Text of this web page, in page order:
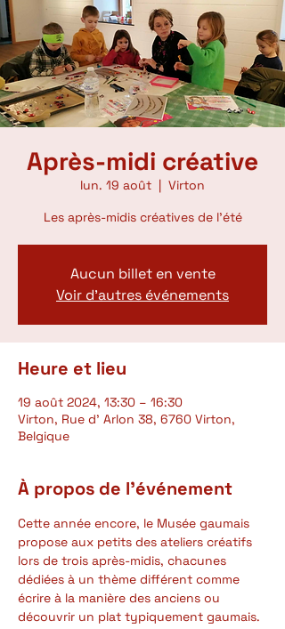
Après-midi créative
lun. 19 août
  |
Virton
Les après-midis créatives de l'été
Aucun billet en vente
Voir d'autres événements
Heure et lieu
19 août 2024, 13:30 – 16:30
Virton, Rue d' Arlon 38, 6760 Virton,
Belgique
À propos de l'événement
Cette année encore, le Musée gaumais
propose aux petits des ateliers créatifs
lors de trois après-midis, chacunes
dédiées à un thème différent comme
écrire à la manière des anciens ou
découvrir un plat typiquement gaumais.